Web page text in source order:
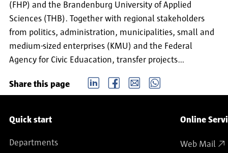
(FHP) and the Brandenburg University of Applied
Sciences (THB). Together with regional stakeholders
from politics, administration, municipalities, small and
medium-sized enterprises (KMU) and the Federal
Agency for Civic Eduacation, transfer projects…
Share this page LinkedIn Facebook email Whatsapp
Service navigation
Quick start
Departments
Online
Web Mail